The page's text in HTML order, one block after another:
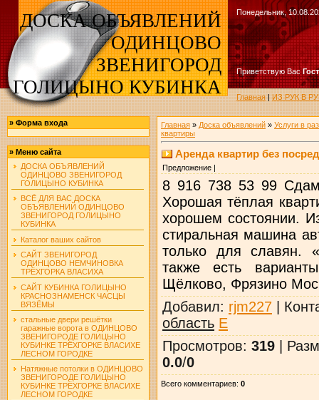
ДОСКА ОБЪЯВЛЕНИЙ
ОДИНЦОВО
ЗВЕНИГОРОД
ГОЛИЦЫНО КУБИНКА
Понедельник,
Приветствую Вас
Главная|ИЗ РУК В
» Форма входа
» Меню сайта
ДОСКА ОБЪЯВЛЕНИЙ
ОДИНЦОВО ЗВЕНИГОРОД
ГОЛИЦЫНО КУБИНКА
ВСЁ ДЛЯ ВАС ДОСКА
ОБЪЯВЛЕНИЙ ОДИНЦОВО
ЗВЕНИГОРОД ГОЛИЦЫНО
КУБИНКА
Каталог ваших сайтов
САЙТ ЗВЕНИГОРОД
ОДИНЦОВО НЕМЧИНОВКА
ТРЁХГОРКА ВЛАСИХА
САЙТ КУБИНКА ГОЛИЦЫНО
КРАСНОЗНАМЕНСК ЧАСЦЫ
ВЯЗЁМЫ
стальные двери решётки
гаражные ворота в ОДИНЦОВО
ЗВЕНИГОРОДЕ ГОЛИЦЫНО
КУБИНКЕ ТРЁХГОРКЕ ВЛАСИХЕ
ЛЕСНОМ ГОРОДКЕ
Натяжные потолки в ОДИНЦОВО
ЗВЕНИГОРОДЕ ГОЛИЦЫНО
КУБИНКЕ ТРЁХГОРКЕ ВЛАСИХЕ
ЛЕСНОМ ГОРОДКЕ
Главная» Доска объявлений» Услуги в
квартиры
Аренда квартир без
Предложение |
8 916 738 53 99
Хорошая тёплая
хорошем состоянии.
стиральная машина
только для славян.
также есть
Щёлково, Фрязино
Добавил: rjm227|
область E
Просмотров: 319|
0.0/0
Всего комментариев: 0